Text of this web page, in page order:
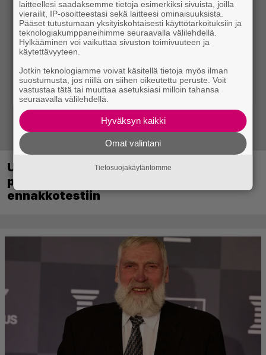
Ubisoft vahvisti uuden Ghost Recon -
pelin – kutsuu pelaajat mukaan
ennakkotestiin
laitteellesi saadaksemme tietoja esimerkiksi sivuista, joilla
vierailit, IP-osoitteestasi sekä laitteesi ominaisuuksista.
Pääset tutustumaan yksityiskohtaisesti käyttötarkoituksiin ja
teknologiakumppaneihimme seuraavalla välilehdellä.
Hylkääminen voi vaikuttaa sivuston toimivuuteen ja
käytettävyyteen.
Jotkin teknologiamme voivat käsitellä tietoja myös ilman
suostumusta, jos niillä on siihen oikeutettu peruste. Voit
vastustaa tätä tai muuttaa asetuksiasi milloin tahansa
seuraavalla välilehdellä.
Hyväksyn kaikki
Omat valintani
Tietosuojakäytäntömme